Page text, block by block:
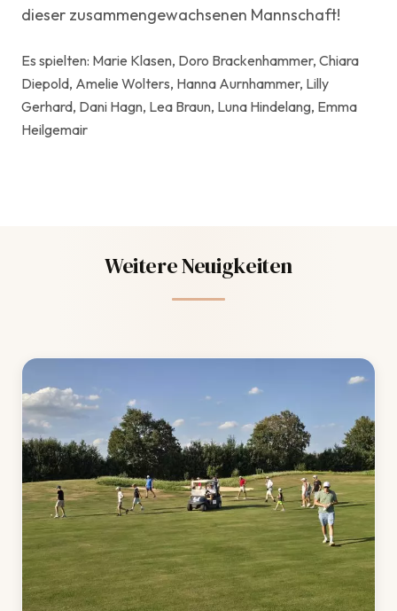
dieser zusammengewachsenen Mannschaft!
Es spielten: Marie Klasen, Doro Brackenhammer, Chiara
Diepold, Amelie Wolters, Hanna Aurnhammer, Lilly
Gerhard, Dani Hagn, Lea Braun, Luna Hindelang, Emma
Heilgemair
Weitere Neuigkeiten